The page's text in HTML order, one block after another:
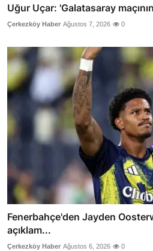
Uğur Uçar: 'Galatasaray
Çerkezköy Haber Ağustos 7, 2026 0
Fenerbahçe'den Jayden
açıklam...
Çerkezköy Haber Ağustos 6, 2026 0